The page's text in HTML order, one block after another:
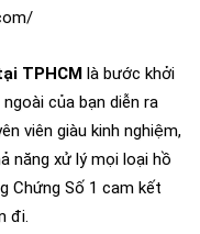
TPHCM là bước khởi
của bạn diễn ra
viên giàu kinh nghiệm,
năng xử lý mọi loại hồ
Chứng Số 1 cam kết
đi.